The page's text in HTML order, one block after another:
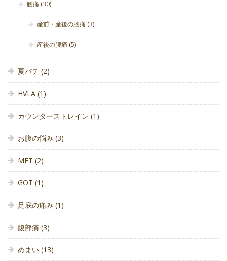
腰痛 (30)
産前・産後の腰痛 (3)
産後の腰痛 (5)
夏バテ (2)
HVLA (1)
カウンターストレイン (1)
お腹の悩み (3)
MET (2)
GOT (1)
足底の痛み (1)
腹部痛 (3)
めまい (13)